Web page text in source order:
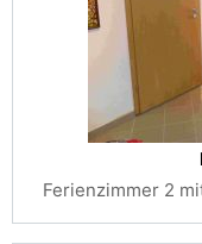
Ferienzimmer 2